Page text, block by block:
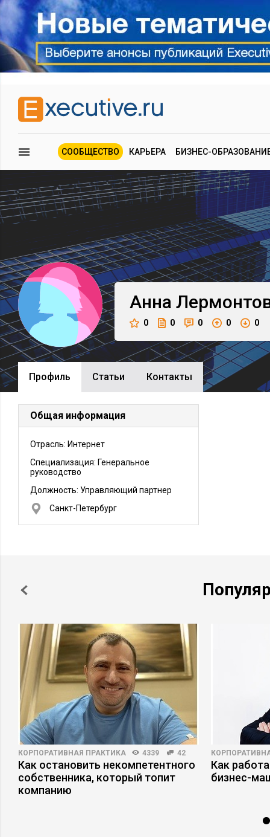
СООБЩЕСТВО КАРЬЕРА БИЗНЕС-
Анна
0 0 0 0 0
Профиль Cтатьи Контакты
Общая информация
Отрасль: Интернет
Специализация: Генеральное
руководство
Должность: Управляющий партнер
Санкт-Петербург
КОРПОРАТИВНАЯ ПРАКТИКА 4339 42
Как остановить некомпетентного
собственника, который топит
компанию
Как
бизнес-